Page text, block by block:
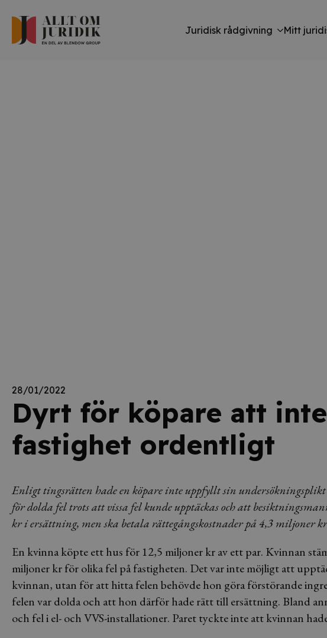
Juridisk rådgivning Mitt
28/01/2022
Dyrt för köpare att
fastighet ordentligt
Enligt tingsrätten hade en köpare inte uppfyllt sin
för dolda fel trots att vissa fel kunde upptäckas och att
kr i ersättning, men ska betala rättegångskostnader på 4,3 miljoner
En kvinna köpte ett hus för 12,5 miljoner kr av ett par. Kvinnan
miljoner kr för olika fel på fastigheten. Det var inte möjligt att
kvinnan, utan för att hitta felen behövde hon göra förstörande
felen var dolda och att hon därför hade rätt till ersättning. Bland
och fel i el- och VVS-installationer. Paret tyckte inte att kvinnan